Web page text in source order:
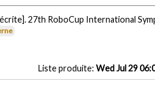
27th RoboCup International
Liste produite: Wed Jul 29